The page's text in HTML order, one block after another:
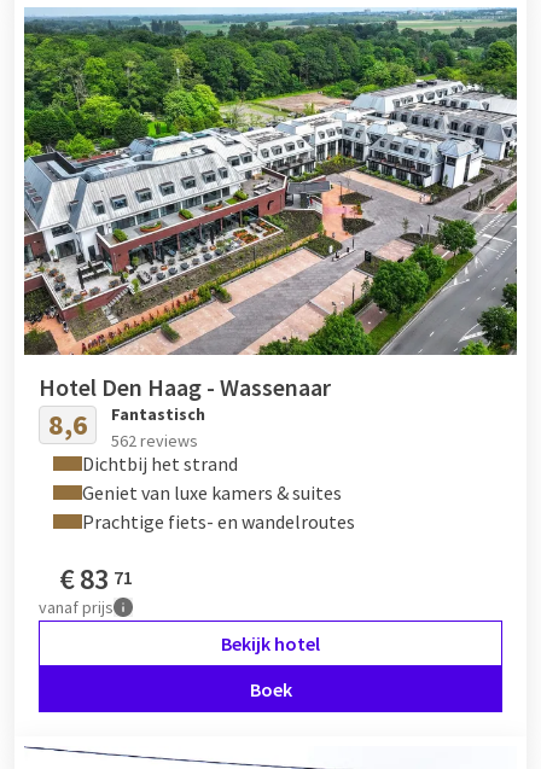
Hotel Den Haag - Wassenaar
8,6
Fantastisch
562 reviews
Dichtbij het strand
Geniet van luxe kamers & suites
Prachtige fiets- en wandelroutes
€83 71
vanafprijs
Bekijk hotel
Boek